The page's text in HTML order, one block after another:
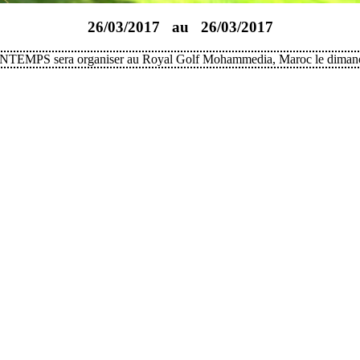
26/03/2017 au 26/03/2017
sera organiser au Royal Golf Mohammedia, Maroc le